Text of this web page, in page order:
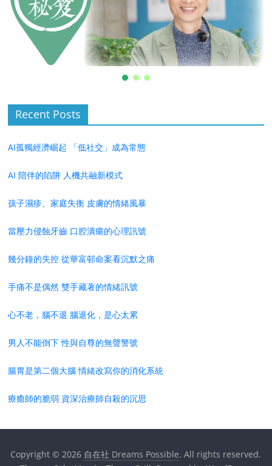
Recent Posts
AI孤獨經濟崛起 「低社交」成為常態
AI 陪伴的陷阱 人機共融新模式
孩子濕疹、家庭失衡 皮膚的情緒風暴
當壓力侵蝕牙齒 口腔潰瘍的心理訊號
幾分鐘的失控 從華富邨命案看沉默之痛
手痛不是偶然 雙手藏著的情緒訊號
心不老，腦不退 腦退化，是心太累
男人不能倒下 性與自尊的無聲警號
腸胃是第二個大腦 情緒改寫你的消化系統
療癒師的脆弱 資深治療師自殺的沉思
Copyright © 2026 自在社 Dreams Possible. All rights reserved.